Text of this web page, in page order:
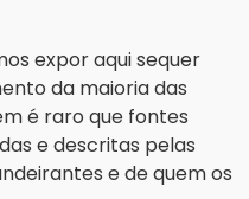
expor aqui sequer
da maioria das
é raro que fontes
e descritas pelas
e de quem os